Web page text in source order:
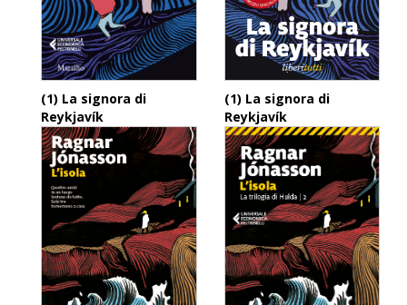
(1) La signora di
Reykjavík
(1) La signora di
Reykjavík